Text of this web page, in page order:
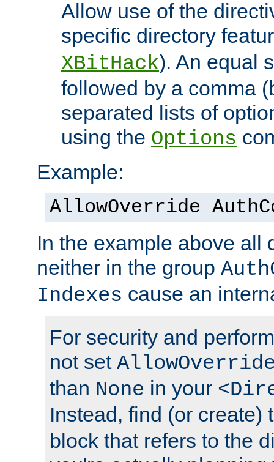
Allow use of the
specific directory
XBitHack). An equal
followed by a comma
separated lists of
using the Options
Example:
AllowOverride
In the example above all
neither in the group
Indexes cause an
For security and
not set
than None in your
Instead, find (or create)
block that refers to the